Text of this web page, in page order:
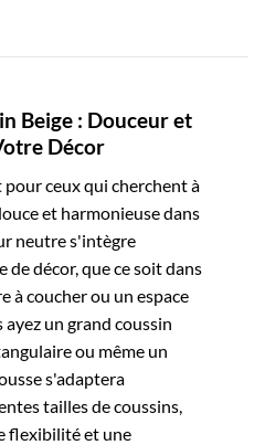
Beige : Douceur et
Décor
ceux qui cherchent à
et harmonieuse dans
neutre s'intègre
décor, que ce soit dans
à coucher ou un espace
un grand coussin
ou même un
s'adaptera
tailles de coussins,
flexibilité et une